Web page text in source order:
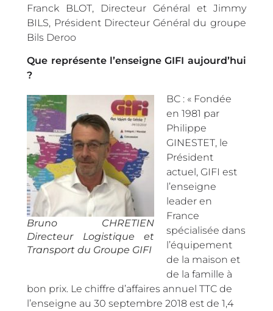
Franck BLOT, Directeur Général et Jimmy
BILS, Président Directeur Général du groupe
Bils Deroo
Que représente l’enseigne GIFI aujourd’hui
?
Bruno CHRETIEN
Directeur Logistique et
Transport du Groupe GIFI
BC : « Fondée
en 1981 par
Philippe
GINESTET, le
Président
actuel, GIFI est
l’enseigne
leader en
France
spécialisée dans
l’équipement
de la maison et
de la famille à
bon prix. Le chiffre d’affaires annuel TTC de
l’enseigne au 30 septembre 2018 est de 1,4